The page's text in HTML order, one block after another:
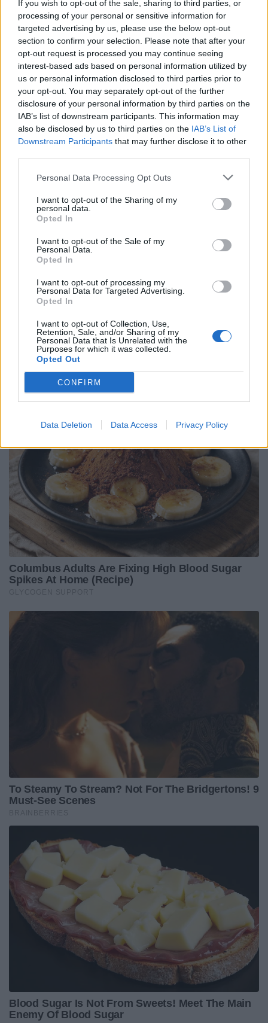
If you wish to opt-out of the sale, sharing to third parties, or
processing of your personal or sensitive information for
targeted advertising by us, please use the below opt-out
section to confirm your selection. Please note that after your
opt-out request is processed you may continue seeing
interest-based ads based on personal information utilized by
us or personal information disclosed to third parties prior to
your opt-out. You may separately opt-out of the further
disclosure of your personal information by third parties on the
IAB’s list of downstream participants. This information may
also be disclosed by us to third parties on the IAB’s List of
Downstream Participants that may further disclose it to other
Personal Data Processing Opt Outs
I want to opt-out of the Sharing of my
personal data.
Opted In
I want to opt-out of the Sale of my
Personal Data.
Opted In
I want to opt-out of processing my
Personal Data for Targeted Advertising.
Opted In
I want to opt-out of Collection, Use,
Retention, Sale, and/or Sharing of my
Personal Data that Is Unrelated with the
Purposes for which it was collected.
Opted Out
CONFIRM
Data Deletion Data Access Privacy Policy
Francia - Irlanda 17-38
Italia - Inghilterra 24-27
Galles - Scozia 26-27
6 Nazioni - 2° turno:
Scozia - Francia 16-20
Inghilterra - Galles 16-14
Irlanda - Italia 36-0
6 Nazioni - 3° turno:
Sabato 24 febbraio
Ore 15.15 Irlanda - Galles
Ore 17.45 Scozia - Inghilterra
Domenica 25 febbraio
Chi trasmette le dirette del 6
Nazioni di rugby? Clicca qui